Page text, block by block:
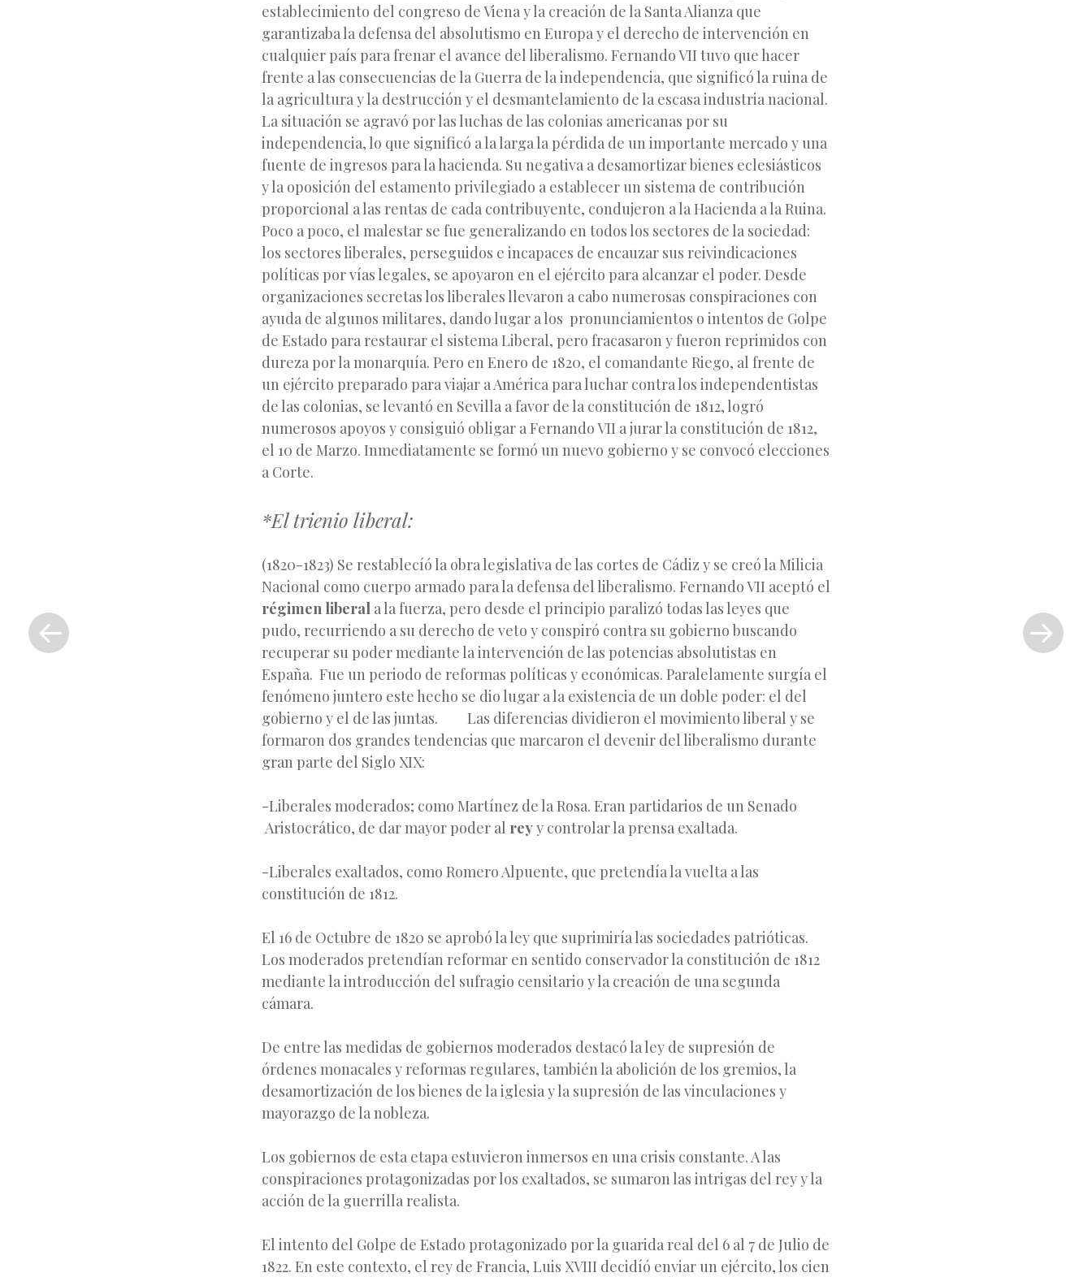
establecimiento del congreso de Viena y la creación de la Santa Alianza que
garantizaba la defensa del absolutismo en Europa y el derecho de intervención en
cualquier país para frenar el avance del liberalismo. Fernando VII tuvo que hacer
frente a las consecuencias de la Guerra de la independencia, que significó la ruina de
la agricultura y la destrucción y el desmantelamiento de la escasa industria nacional.
La situación se agravó por las luchas de las colonias americanas por su
independencia, lo que significó a la larga la pérdida de un importante mercado y una
fuente de ingresos para la hacienda. Su negativa a desamortizar bienes eclesiásticos
y la oposición del estamento privilegiado a establecer un sistema de contribución
proporcional a las rentas de cada contribuyente, condujeron a la Hacienda a la Ruina.
Poco a poco, el malestar se fue generalizando en todos los sectores de la sociedad:
los sectores liberales, perseguidos e incapaces de encauzar sus reivindicaciones
políticas por vías legales, se apoyaron en el ejército para alcanzar el poder. Desde
organizaciones secretas los liberales llevaron a cabo numerosas conspiraciones con
ayuda de algunos militares, dando lugar a los pronunciamientos o intentos de Golpe
de Estado para restaurar el sistema Liberal, pero fracasaron y fueron reprimidos con
dureza por la monarquía. Pero en Enero de 1820, el comandante Riego, al frente de
un ejército preparado para viajar a América para luchar contra los independentistas
de las colonias, se levantó en Sevilla a favor de la constitución de 1812, logró
numerosos apoyos y consiguió obligar a Fernando VII a jurar la constitución de 1812,
el 10 de Marzo. Inmediatamente se formó un nuevo gobierno y se convocó elecciones
a Corte.
*El trienio liberal:
(1820-1823) Se restablecíó la obra legislativa de las cortes de Cádiz y se creó la Milicia
Nacional como cuerpo armado para la defensa del liberalismo. Fernando VII aceptó el
régimen liberal a la fuerza, pero desde el principio paralizó todas las leyes que
pudo, recurriendo a su derecho de veto y conspiró contra su gobierno buscando
recuperar su poder mediante la intervención de las potencias absolutistas en
España. Fue un periodo de reformas políticas y económicas. Paralelamente surgía el
fenómeno juntero este hecho se dio lugar a la existencia de un doble poder: el del
gobierno y el de las juntas. Las diferencias dividieron el movimiento liberal y se
formaron dos grandes tendencias que marcaron el devenir del liberalismo durante
gran parte del Siglo XIX:
-Liberales moderados; como Martínez de la Rosa. Eran partidarios de un Senado
Aristocrático, de dar mayor poder al reyy controlar la prensa exaltada.
-Liberales exaltados, como Romero Alpuente, que pretendía la vuelta a las
constitución de 1812.
El 16 de Octubre de 1820 se aprobó la ley que suprimiría las sociedades patrióticas.
Los moderados pretendían reformar en sentido conservador la constitución de 1812
mediante la introducción del sufragio censitario y la creación de una segunda
cámara.
De entre las medidas de gobiernos moderados destacó la ley de supresión de
órdenes monacales y reformas regulares, también la abolición de los gremios, la
desamortización de los bienes de la iglesia y la supresión de las vinculaciones y
mayorazgo de la nobleza.
Los gobiernos de esta etapa estuvieron inmersos en una crisis constante. A las
conspiraciones protagonizadas por los exaltados, se sumaron las intrigas del rey y la
acción de la guerrilla realista.
El intento del Golpe de Estado protagonizado por la guarida real del 6 al 7 de Julio de
1822. En este contexto, el rey de Francia, Luis XVIII decidíó enviar un ejército, los cien
Entrada
anterior
entrada